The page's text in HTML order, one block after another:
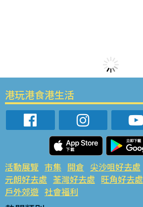
港玩港食港生活
活動展覽 市集 開倉 尖沙咀好去處
元朗好去處 荃灣好去處 旺角好去處
戶外郊遊 社會福利